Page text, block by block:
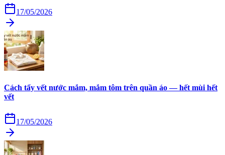
17/05/2026
Cách tẩy vết nước mắm, mắm tôm trên quần áo — hết mùi hết
vết
17/05/2026